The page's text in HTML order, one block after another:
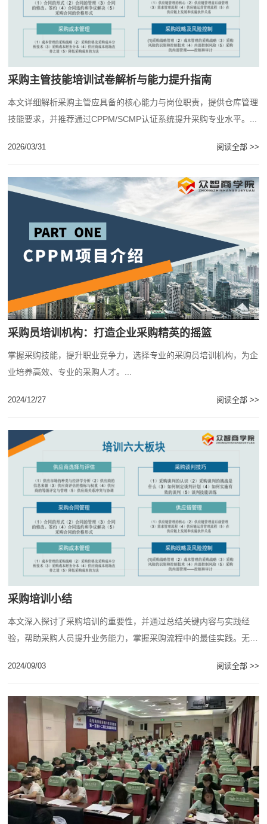
采购主管技能培训试卷解析与能力提升指南
本文详细解析采购主管应具备的核心能力与岗位职责，提供仓库管理
技能要求，并推荐通过CPPM/SCMP认证系统提升采购专业水平。...
2026/03/31 阅读全部 >>
采购员培训机构：打造企业采购精英的摇篮
掌握采购技能，提升职业竞争力，选择专业的采购员培训机构，为企
业培养高效、专业的采购人才。...
2024/12/27 阅读全部 >>
采购培训小结
本文深入探讨了采购培训的重要性，并通过总结关键内容与实践经
验，帮助采购人员提升业务能力，掌握采购流程中的最佳实践。无论
2024/09/03 阅读全部 >>